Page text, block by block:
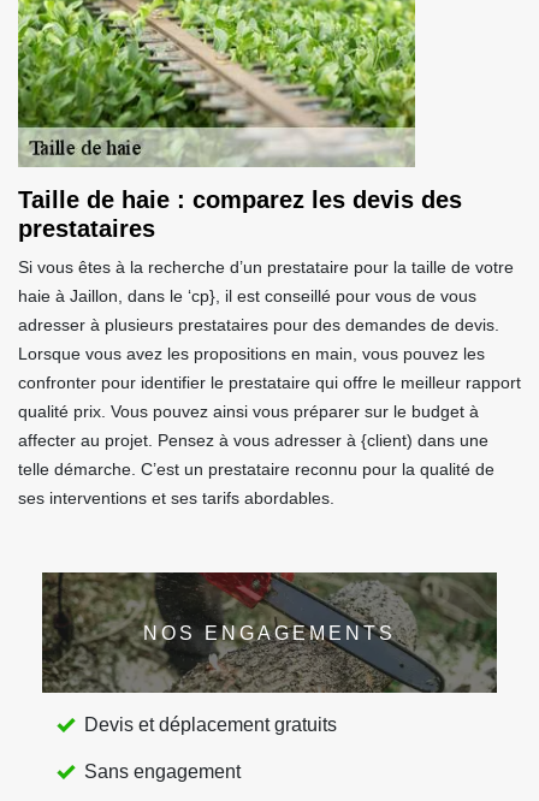
Taille de haie : comparez les devis des
prestataires
Si vous êtes à la recherche d’un prestataire pour la taille de votre
haie à Jaillon, dans le ‘cp}, il est conseillé pour vous de vous
adresser à plusieurs prestataires pour des demandes de devis.
Lorsque vous avez les propositions en main, vous pouvez les
confronter pour identifier le prestataire qui offre le meilleur rapport
qualité prix. Vous pouvez ainsi vous préparer sur le budget à
affecter au projet. Pensez à vous adresser à {client) dans une
telle démarche. C’est un prestataire reconnu pour la qualité de
ses interventions et ses tarifs abordables.
NOS ENGAGEMENTS
Devis et déplacement gratuits
Sans engagement